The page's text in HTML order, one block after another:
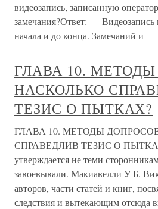
видеозапись, записанную
замечания?Ответ: —
начала и до конца. Замечаний и
ГЛАВА 10.
НАСКОЛЬКО
ТЕЗИС О ПЫТКАХ?
ГЛАВА 10. МЕТОДЫ
СПРАВЕДЛИВ ТЕЗИС О
утверждается не теми
завоевывали. Макиавелли У Б.
авторов, части статей и книг,
следствия и вытекающим отсюда